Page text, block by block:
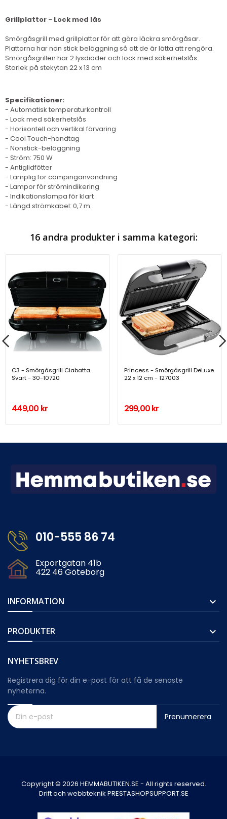
Grillplattor - Lock med lås
Smörgåsgrill med grillplattor för att göra läckra smörgåsar.
Plattorna har non stick beläggning så att de är lätta att rengöra.
Smörgåsgrillen har 2 lysdioder och lock med säkerhetslås.
Storlek på stekytan 22 x 13 cm
Specifikationer:
- Automatisk temperaturkontroll
- Lock med säkerhetslås
- Horisontell och vertikal förvaring
- Cool Touch-handtag
- Nonstick-beläggning
- Ström: 750 W
- Antiglidfötter
- Lämplig för campinganvändning
- Lampor för strömindikering
- Indikationslampa för klart
- Längd strömkabel: 0,7 m
16 andra produkter i samma kategori:
C3 - Smörgåsgrill Ciabatta
Svart - 30-10720
449,00 kr
Princess - Smörgåsgrill DeLuxe
22 x 12 cm - 127003
299,00 kr
010-555 86 74
Exportgatan 41b
422 46 Göteborg
INFORMATION 
PRODUKTER 
NYHETSBREV
Registrera dig för din e-post för att få de senaste
nyheterna.
Prenumerera
Copyright © 2026 HEMMABUTIKEN.SE - All rights reserved.
Drift och webbteknik PRESTASHOPSUPPORT.SE